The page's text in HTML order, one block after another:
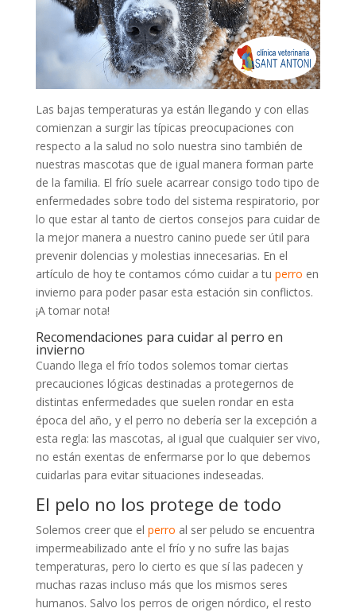
Las bajas temperaturas ya están llegando y con ellas
comienzan a surgir las típicas preocupaciones con
respecto a la salud no solo nuestra sino también de
nuestras mascotas que de igual manera forman parte
de la familia. El frío suele acarrear consigo todo tipo de
enfermedades sobre todo del sistema respiratorio, por
lo que estar al tanto de ciertos consejos para cuidar de
la mejor manera a nuestro canino puede ser útil para
prevenir dolencias y molestias innecesarias. En el
artículo de hoy te contamos cómo cuidar a tu perro en
invierno para poder pasar esta estación sin conflictos.
¡A tomar nota!
Recomendaciones para cuidar al perro en
invierno
Cuando llega el frío todos solemos tomar ciertas
precauciones lógicas destinadas a protegernos de
distintas enfermedades que suelen rondar en esta
época del año, y el perro no debería ser la excepción a
esta regla: las mascotas, al igual que cualquier ser vivo,
no están exentas de enfermarse por lo que debemos
cuidarlas para evitar situaciones indeseadas.
El pelo no los protege de todo
Solemos creer que el perro al ser peludo se encuentra
impermeabilizado ante el frío y no sufre las bajas
temperaturas, pero lo cierto es que sí las padecen y
muchas razas incluso más que los mismos seres
humanos. Salvo los perros de origen nórdico, el resto